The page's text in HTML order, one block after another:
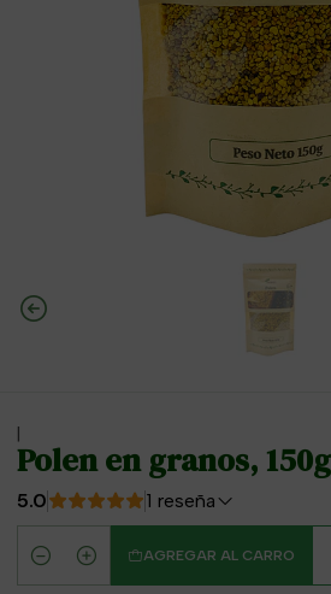
|
Polen en granos, 150g
5.0 1 reseña
Cantidad
AGREGAR AL CARRO